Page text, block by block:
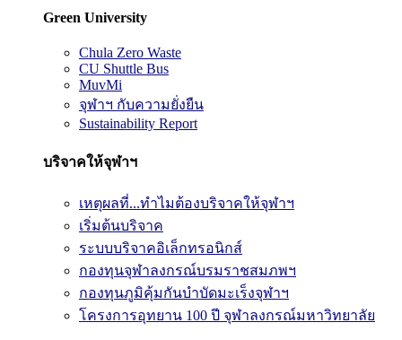
Green University
Chula Zero Waste
CU Shuttle Bus
MuvMi
จุฬาฯ กับความยั่งยืน
Sustainability Report
บริจาคให้จุฬาฯ
เหตุผลที่...ทำไมต้องบริจาคให้จุฬาฯ
เริ่มต้นบริจาค
ระบบบริจาคอิเล็กทรอนิกส์
กองทุนจุฬาลงกรณ์บรมราชสมภพฯ
กองทุนภูมิคุ้มกันบำบัดมะเร็งจุฬาฯ
โครงการอุทยาน 100 ปี จุฬาลงกรณ์มหาวิทยาลัย